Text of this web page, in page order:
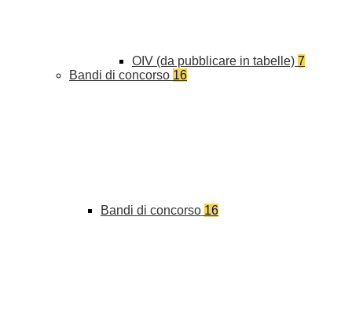
OIV (da pubblicare in tabelle) 7
Bandi di concorso 16
Bandi di concorso 16